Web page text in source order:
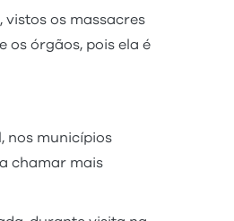
vistos os massacres
os órgãos, pois ela é
nos municípios
chamar mais